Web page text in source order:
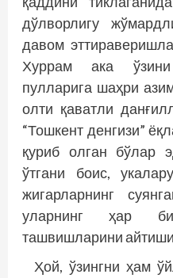
дўлворлигу
давом
Хуррам ака ўзини
пулларига шаҳри
олти қаватли
“Тошкент денгизи”
қуриб олган бўлар
ўтгани боис,
жигарларнинг
уларнинг ҳар
ташвишларини
Ҳой, ўзингни ҳам